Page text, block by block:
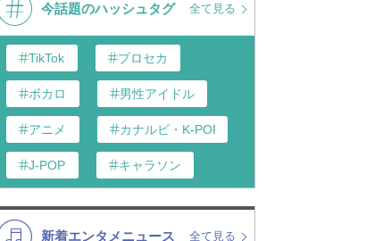
今話題のハッシュタグ 全て見る
TikTok プロセカ
ボカロ 男性アイドル
アニメ カナルビ・K-POP和訳
J-POP キャラソン
K-POP 演歌・歌謡
新着エンタメニュース 全て見る